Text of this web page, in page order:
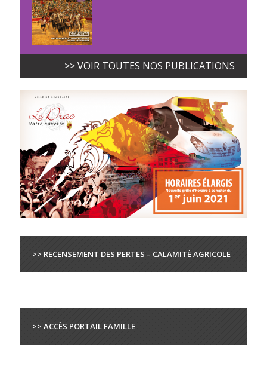
>> VOIR TOUTES NOS PUBLICATIONS
>> RECENSEMENT DES PERTES – CALAMITÉ AGRICOLE
>> ACCÈS PORTAIL FAMILLE